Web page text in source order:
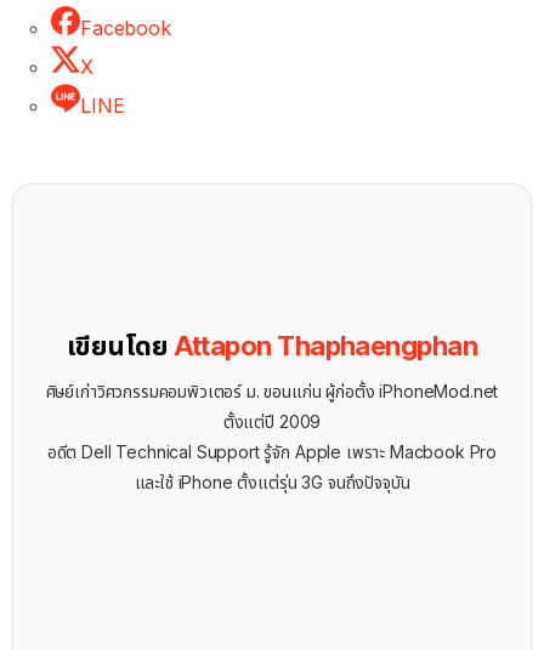
Facebook
X
LINE
เขียนโดย Attapon Thaphaengphan
ศิษย์เก่าวิศวกรรมคอมพิวเตอร์ ม. ขอนแก่น ผู้ก่อตั้ง iPhoneMod.net
ตั้งแต่ปี 2009
อดีต Dell Technical Support รู้จัก ​Apple เพราะ Macbook Pro
และใช้ iPhone ตั้งแต่รุ่น 3G จนถึงปัจจุบัน